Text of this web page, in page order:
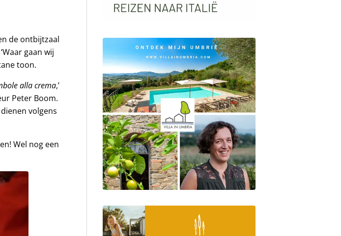
de ontbijtzaal
gaan wij
toon.
alla crema,’
Peter Boom.
volgens
Wel nog een